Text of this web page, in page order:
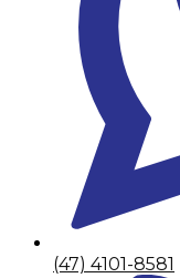
(47) 4101-8581